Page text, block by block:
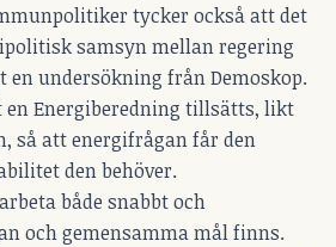
tycker också att det
samsyn mellan regering
en undersökning från Demoskop.
Energiberedning tillsätts, likt
så att energifrågan får den
den behöver.
både snabbt och
och gemensamma mål finns.